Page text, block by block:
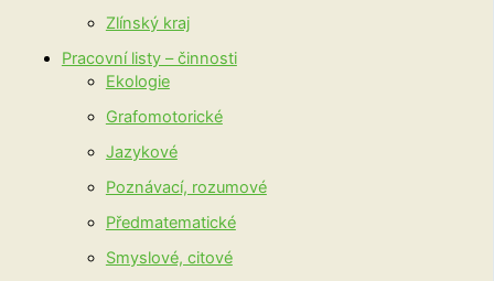
Zlínský kraj
Pracovní listy – činnosti
Ekologie
Grafomotorické
Jazykové
Poznávací, rozumové
Předmatematické
Smyslové, citové